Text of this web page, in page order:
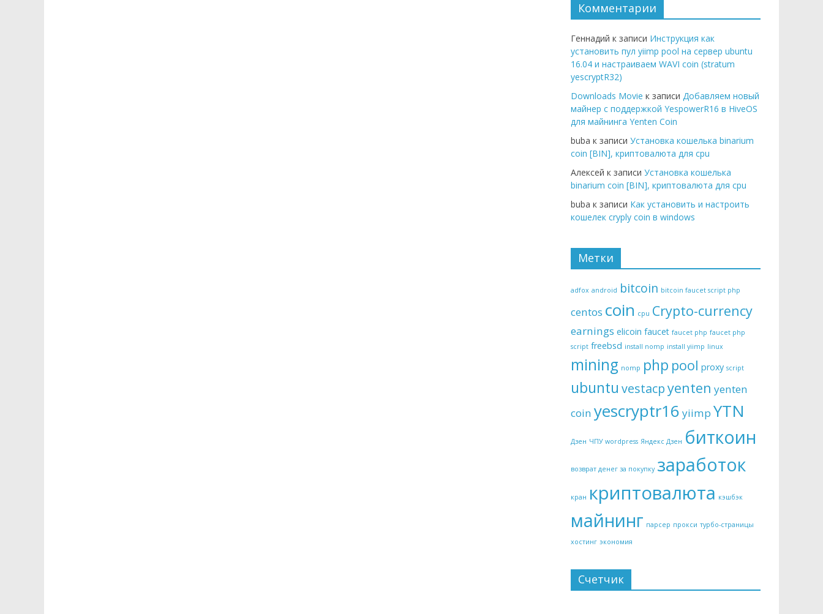
Комментарии
Геннадий к записи Инструкция как
установить пул yiimp pool на сервер ubuntu
16.04 и настраиваем WAVI coin (stratum
yescryptR32)
Downloads Movie к записи Добавляем новый
майнер с поддержкой YespowerR16 в HiveOS
для майнинга Yenten Coin
buba к записи Установка кошелька binarium
coin [BIN], криптовалюта для cpu
Алексей к записи Установка кошелька
binarium coin [BIN], криптовалюта для cpu
buba к записи Как установить и настроить
кошелек cryply coin в windows
Метки
adfox android bitcoin bitcoin faucet script php
centos coin cpu Crypto-currency
earnings elicoin faucet faucet php faucet php
script freebsd install nomp install yiimp linux
mining nomp php pool proxy script
ubuntu vestacpyenten yenten
coin yescryptr16 yiimp YTN
Дзен ЧПУ wordpress Яндекс Дзен биткоин
возврат денег за покупку заработок
кран криптовалюта кэшбэк
майнинг парсер прокси турбо-страницы
хостинг экономия
Счетчик